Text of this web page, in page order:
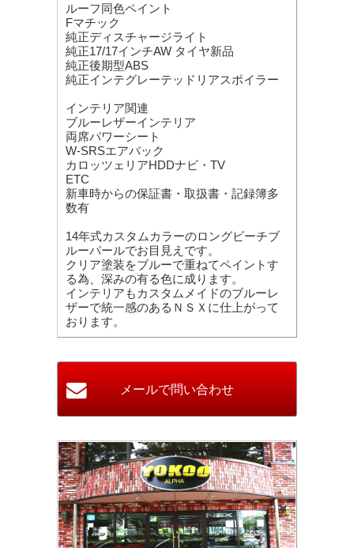
ルーフ同色ペイント
Fマチック
純正ディスチャージライト
純正17/17インチAW タイヤ新品
純正後期型ABS
純正インテグレーテッドリアスポイラー
インテリア関連
ブルーレザーインテリア
両席パワーシート
W-SRSエアバック
カロッツェリアHDDナビ・TV
ETC
新車時からの保証書・取扱書・記録簿多
数有
14年式カスタムカラーのロングビーチブ
ルーパールでお目見えです。
クリア塗装をブルーで重ねてペイントす
る為、深みの有る色に成ります。
インテリアもカスタムメイドのブルーレ
ザーで統一感のあるＮＳＸに仕上がって
おります。